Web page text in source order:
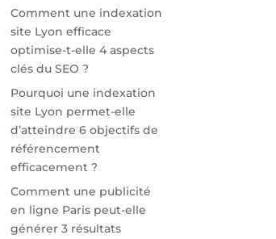
Comment une indexation
site Lyon efficace
optimise-t-elle 4 aspects
clés du SEO ?
Pourquoi une indexation
site Lyon permet-elle
d’atteindre 6 objectifs de
référencement
efficacement ?
Comment une publicité
en ligne Paris peut-elle
générer 3 résultats